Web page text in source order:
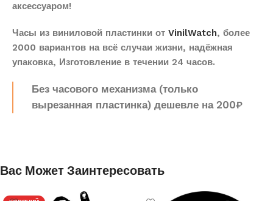
аксессуаром!
Часы из виниловой пластинки от VinilWatch, более
2000 вариантов на всё случаи жизни, надёжная
упаковка, Изготовление в течении 24 часов.
Без часового механизма (только
вырезанная пластинка) дешевле на 200₽
Вас Может Заинтересовать